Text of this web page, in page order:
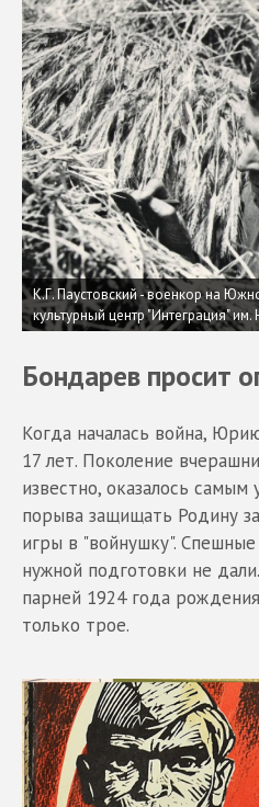
К.Г. Паустовский - военкор на
культурный центр "Интеграция"
Бондарев просит
Когда началась война,
17 лет. Поколение
известно, оказалось
порыва защищать Родину
игры в "войнушку".
нужной подготовки не
парней 1924 года
только трое.